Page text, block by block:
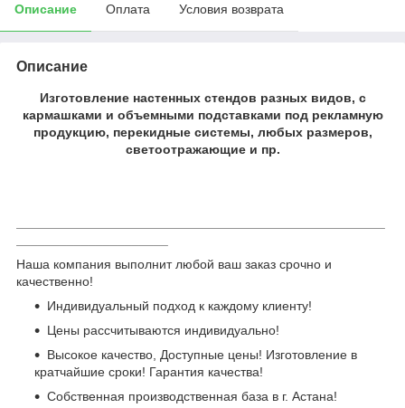
Описание Оплата Условия возврата
Описание
Изготовление настенных стендов разных видов, с
кармашками и объемными подставками под рекламную
продукцию, перекидные системы, любых размеров,
светоотражающие и пр.
Наша компания выполнит любой ваш заказ срочно и
качественно!
Индивидуальный подход к каждому клиенту!
Цены рассчитываются индивидуально!
Высокое качество, Доступные цены! Изготовление в
кратчайшие сроки! Гарантия качества!
Собственная производственная база в г. Астана!